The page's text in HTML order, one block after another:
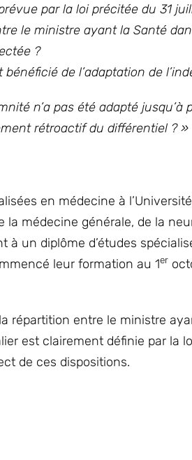
par la loi précitée du 31
le ministre ayant la Santé
?
de l’adaptation de
n’a pas été adapté jusqu’à
rétroactif du différentiel ? »
en médecine à
médecine générale, de la
un diplôme d’études
leur formation au 1er
répartition entre le ministre
est clairement définie par la
de ces dispositions.